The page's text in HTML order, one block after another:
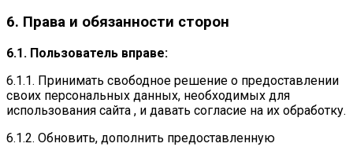
6. Права и обязанности сторон
6.1. Пользователь вправе:
6.1.1. Принимать свободное решение о предоставлении
своих персональных данных, необходимых для
использования сайта , и давать согласие на их обработку.
6.1.2. Обновить, дополнить предоставленную